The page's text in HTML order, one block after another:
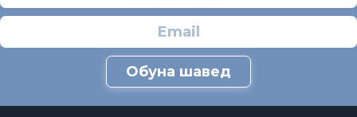
Обуна шавед